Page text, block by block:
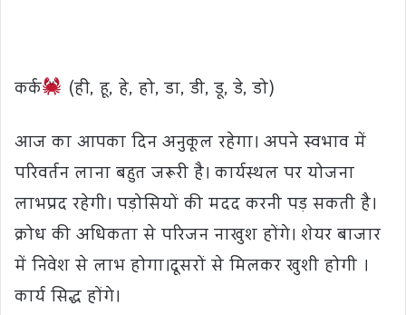
कर्क
(ही, हू, हे, हो, डा, डी, डू, डे, डो)
आज का आपका दिन अनुकूल रहेगा। अपने स्वभाव में
परिवर्तन लाना बहुत जरूरी है। कार्यस्थल पर योजना
लाभप्रद रहेगी। पड़ोसियों की मदद करनी पड़ सकती है।
क्रोध की अधिकता से परिजन नाखुश होंगे। शेयर बाजार
में निवेश से लाभ होगा।दूसरों से मिलकर खुशी होगी ।
कार्य सिद्ध होंगे।